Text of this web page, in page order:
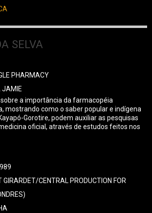
SELVA
PHARMACY
JAMIE
sobre a importância da farmacopéia
mostrando como o saber popular e indígena
Gorotire, podem auxiliar as pesquisas
oficial, através de estudos feitos nos
GIRARDET/CENTRAL PRODUCTION FOR